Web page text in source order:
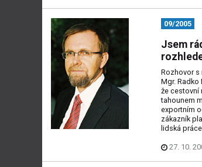
09/2005
Jsem
Rozhovor s
Mgr. Radko
že cestovní
tahounem
exportním
zákazník
lidská
27. 10.